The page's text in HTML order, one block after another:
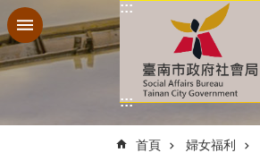
跳到主要內容區塊
:::
:::
首頁 婦女福利